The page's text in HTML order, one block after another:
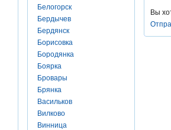
Белогорск
Бердычев
Бердянск
Борисовка
Бородянка
Боярка
Бровары
Брянка
Васильков
Вилково
Винница
Вы